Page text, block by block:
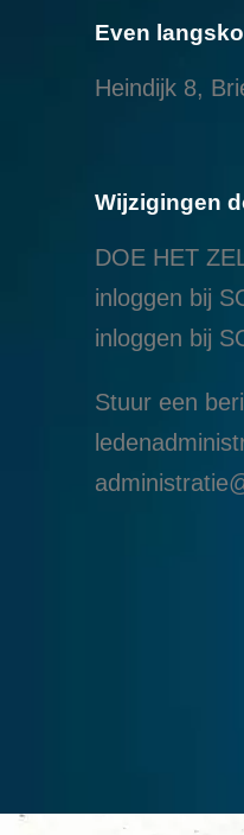
Even
Heindijk 8,
Wijzigingen
DOE HET
inloggen bij
inloggen bij
Stuur een